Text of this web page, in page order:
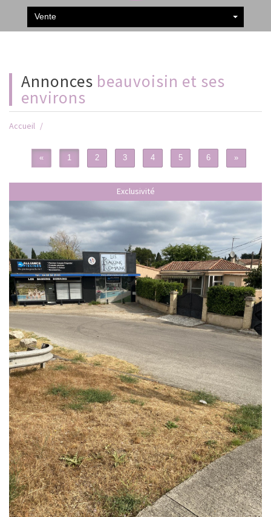
Vente
Annonces beauvoisin et ses
environs
Accueil
« 1 2 3 4 5 6 »
Exclusivité